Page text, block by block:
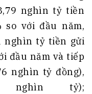
nghìn tỷ tiền
so với đầu năm,
nghìn tỷ tiền gửi
đầu năm và tiếp
nghìn tỷ đồng),
nghìn tỷ);